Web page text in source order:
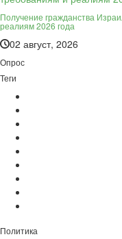
Получение гражданства
реалиям 2026 года
02 август, 2026
Опрос
Теги
Политика